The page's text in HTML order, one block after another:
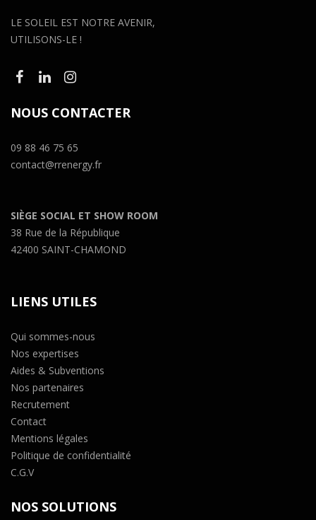
LE SOLEIL EST NOTRE AVENIR,
UTILISONS-LE !
NOUS CONTACTER
09 88 46 75 65
contact@rrenergy.fr
SIÈGE SOCIAL ET SHOW ROOM
38 Rue de la République
42400 SAINT-CHAMOND
LIENS UTILES
Qui sommes-nous
Nos expertises
Aides & Subventions
Nos partenaires
Recrutement
Contact
Mentions légales
Politique de confidentialité
C.G.V
NOS SOLUTIONS